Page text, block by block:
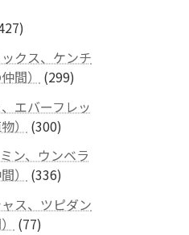
1427
の
商
品
クス、ケンチ
間）
299299
の
品
エバーフレッ
）
300300
の
商
品
ン、ウンベラ
）
336336
の
ス、ツピダン
7777